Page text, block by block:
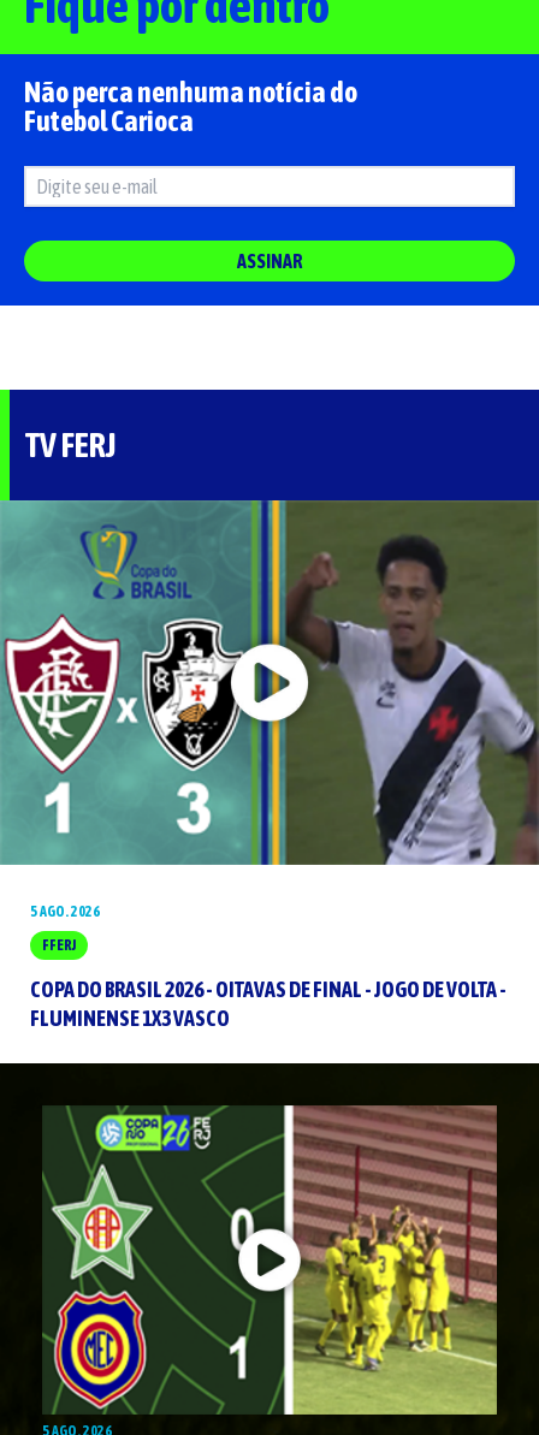
Não perca nenhuma notícia do
Futebol Carioca
ASSINAR
TV FERJ
5 AGO. 2026
FFERJ
COPA DO BRASIL 2026 - OITAVAS DE FINAL - JOGO DE VOLTA -
FLUMINENSE 1X3 VASCO
5 AGO. 2026